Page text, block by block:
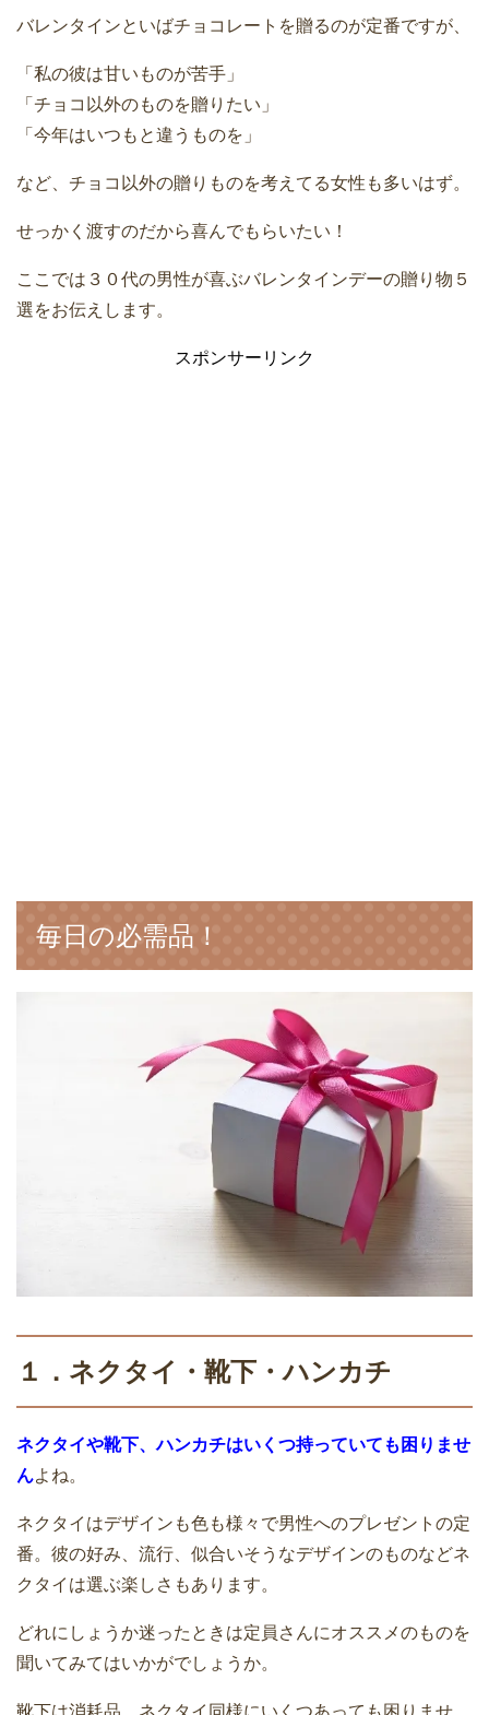
バレンタインといばチョコレートを贈るのが定番ですが、
「私の彼は甘いものが苦手」
「チョコ以外のものを贈りたい」
「今年はいつもと違うものを」
など、チョコ以外の贈りものを考えてる女性も多いはず。
せっかく渡すのだから喜んでもらいたい！
ここでは３０代の男性が喜ぶバレンタインデーの贈り物５
選をお伝えします。
スポンサーリンク
毎日の必需品！
１．ネクタイ・靴下・ハンカチ
ネクタイや靴下、ハンカチはいくつ持っていても困りませ
んよね。
ネクタイはデザインも色も様々で男性へのプレゼントの定
番。彼の好み、流行、似合いそうなデザインのものなどネ
クタイは選ぶ楽しさもあります。
どれにしょうか迷ったときは定員さんにオススメのものを
聞いてみてはいかがでしょうか。
靴下は消耗品。ネクタイ同様にいくつあっても困りませ